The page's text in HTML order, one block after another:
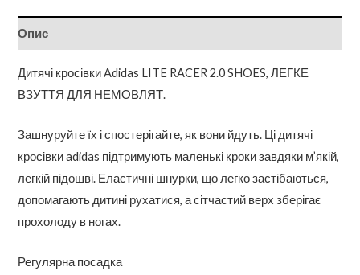
Опис
Дитячі кросівки Adidas LITE RACER 2.0 SHOES, ЛЕГКЕ
ВЗУТТЯ ДЛЯ НЕМОВЛЯТ.
Зашнуруйте їх і спостерігайте, як вони йдуть. Ці дитячі
кросівки adidas підтримують маленькі кроки завдяки м’якій,
легкій підошві. Еластичні шнурки, що легко застібаються,
допомагають дитині рухатися, а сітчастий верх зберігає
прохолоду в ногах.
Регулярна посадка